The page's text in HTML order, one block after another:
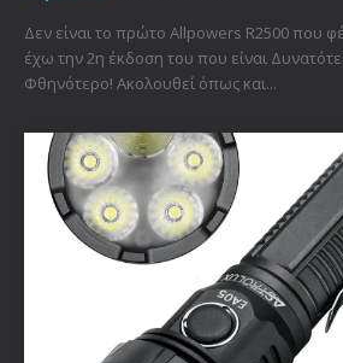
Δεν είναι το πρώτο Allpowers R2500 που
έχω την 2η έκδοση του που είναι
Φθηνότερο! Ακολουθεί όπως και...